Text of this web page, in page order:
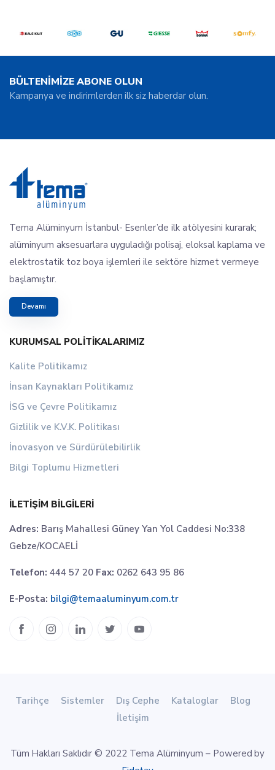
BÜLTENİMİZE ABONE OLUN
Kampanya ve indirimlerden ilk siz haberdar olun.
Tema Alüminyum İstanbul- Esenler’de ilk atölyesini kurarak;
alüminyum aksesuarlara uyguladığı polisaj, eloksal kaplama ve
elektrostatik toz boya işlemleri ile sektöre hizmet vermeye
başlamıştır.
Devamı
KURUMSAL POLITIKALARIMIZ
Kalite Politikamız
İnsan Kaynakları Politikamız
İSG ve Çevre Politikamız
Gizlilik ve K.V.K. Politikası
İnovasyon ve Sürdürülebilirlik
Bilgi Toplumu Hizmetleri
İLETIŞIM BILGILERI
Adres: Barış Mahallesi Güney Yan Yol Caddesi No:338
Gebze/KOCAELİ
Telefon: 444 57 20 Fax: 0262 643 95 86
E-Posta: bilgi@temaaluminyum.com.tr
Tarihçe Sistemler Dış Cephe Kataloglar
Blog
İletişim
Tüm Hakları Saklıdır © 2022 Tema Alüminyum – Powered by